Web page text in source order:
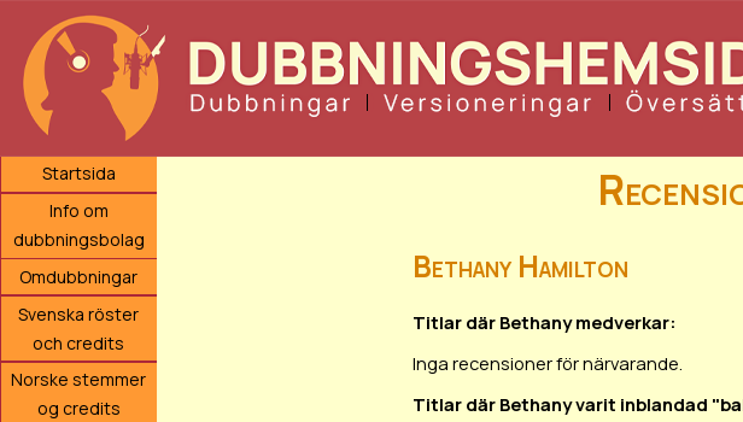
Startsida
Info om
dubbningsbolag
Omdubbningar
Svenska röster
och credits
Norske stemmer
og credits
Bethany Hamilton
Titlar där Bethany medverkar:
Inga recensioner för närvarande.
Titlar där Bethany varit inblandad